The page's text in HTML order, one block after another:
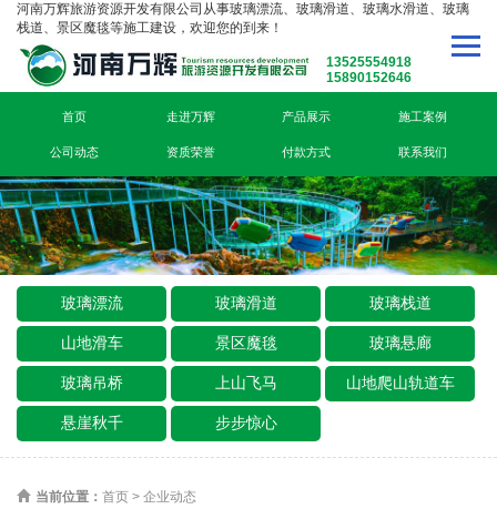
河南万辉旅游资源开发有限公司从事玻璃漂流、玻璃滑道、玻璃水滑道、玻璃
栈道、景区魔毯等施工建设，欢迎您的到来！
13525554918
15890152646
首页 走进万辉 产品展示 施工案例
公司动态 资质荣誉 付款方式 联系我们
玻璃漂流 玻璃滑道 玻璃栈道
山地滑车 景区魔毯 玻璃悬廊
玻璃吊桥 上山飞马 山地爬山轨道车
悬崖秋千 步步惊心
当前位置： 首页 > 企业动态